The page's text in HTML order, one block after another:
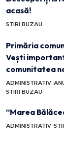
acasă!
STIRI BUZAU
Primăria
Vești
comunitatea
ADMINISTRATIV
STIRI BUZAU
”Marea
ADMINISTRATIV